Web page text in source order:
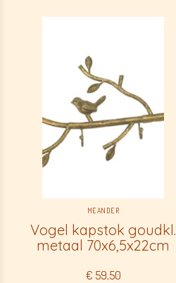
MEANDER
Vogel kapstok goudkl.
metaal 70x6,5x22cm
€ 59,50